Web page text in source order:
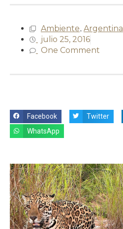
Ambiente, Argentina
julio 25, 2016
One Comment
Facebook Twitter
WhatsApp